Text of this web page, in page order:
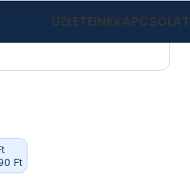
ÜZLETEINKKAPCSOLAT
Ft